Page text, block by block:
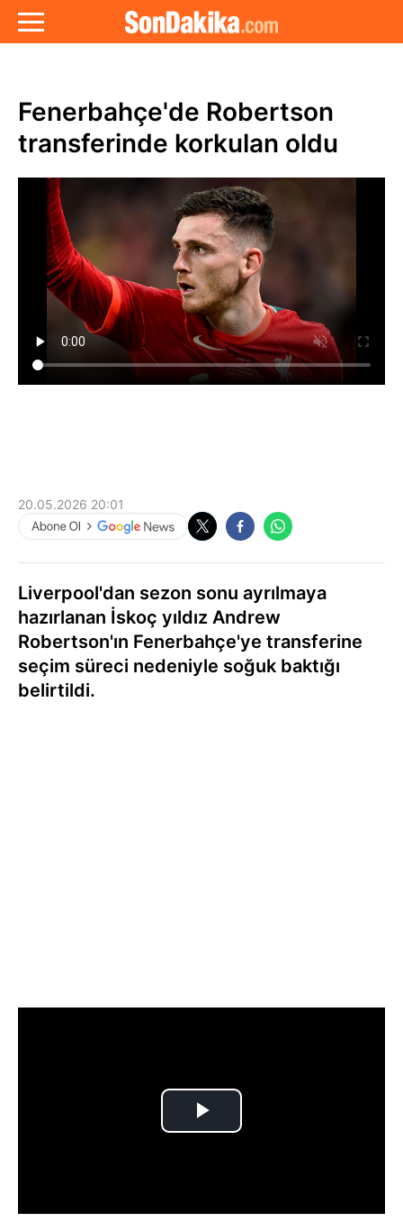
Fenerbahçe'de Robertson
transferinde korkulan oldu
20.05.2026 20:01
Liverpool'dan sezon sonu ayrılmaya
hazırlanan İskoç yıldız Andrew
Robertson'ın Fenerbahçe'ye transferine
seçim süreci nedeniyle soğuk baktığı
belirtildi.